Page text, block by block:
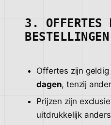
3. OFFERTES
BESTELLINGEN
Offertes zijn
dagen, tenzij
Prijzen zijn
uitdrukkelijk